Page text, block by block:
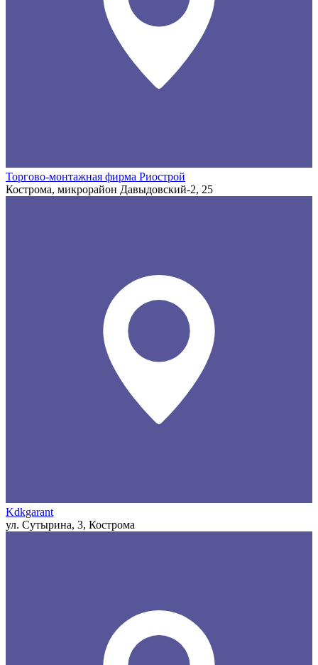
Торгово-монтажная фирма Риострой
Кострома, микрорайон Давыдовский-2, 25
Kdkgarant
ул. Сутырина, 3, Кострома